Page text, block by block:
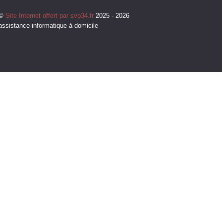
Site Internet offert par svp34.fr2025 - 2026
informatique à domicile